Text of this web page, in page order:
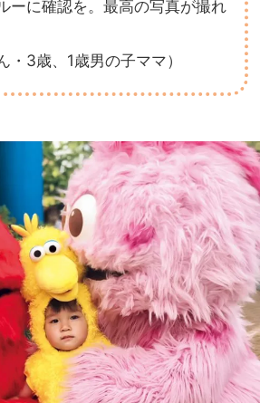
ーに確認を。最高の写真が撮れ
・3歳、1歳男の子ママ）